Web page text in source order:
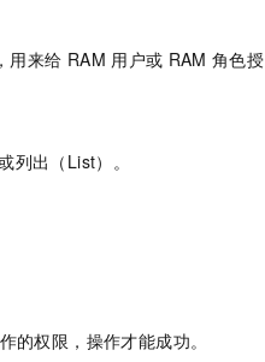
用来给 RAM 用户或 RAM 角色授
列出（List）。
的权限，操作才能成功。